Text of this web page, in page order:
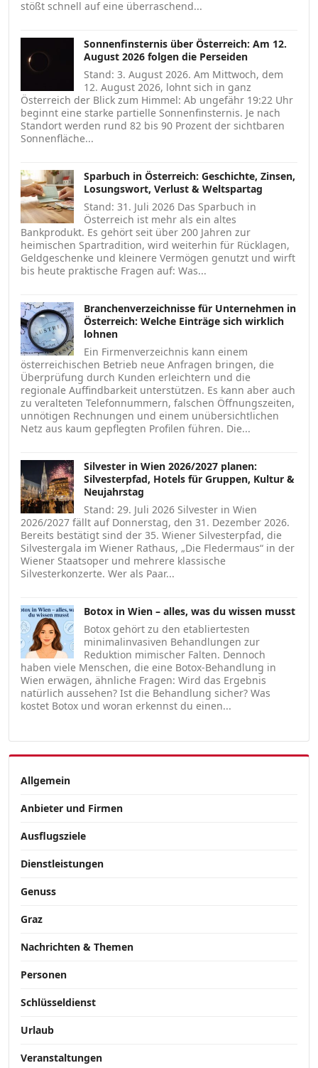
stößt schnell auf eine überraschend...
Sonnenfinsternis über Österreich: Am 12.
August 2026 folgen die Perseiden
Stand: 3. August 2026. Am Mittwoch, dem
12. August 2026, lohnt sich in ganz
Österreich der Blick zum Himmel: Ab ungefähr 19:22 Uhr
beginnt eine starke partielle Sonnenfinsternis. Je nach
Standort werden rund 82 bis 90 Prozent der sichtbaren
Sonnenfläche...
Sparbuch in Österreich: Geschichte, Zinsen,
Losungswort, Verlust & Weltspartag
Stand: 31. Juli 2026 Das Sparbuch in
Österreich ist mehr als ein altes
Bankprodukt. Es gehört seit über 200 Jahren zur
heimischen Spartradition, wird weiterhin für Rücklagen,
Geldgeschenke und kleinere Vermögen genutzt und wirft
bis heute praktische Fragen auf: Was...
Branchenverzeichnisse für Unternehmen in
Österreich: Welche Einträge sich wirklich
lohnen
Ein Firmenverzeichnis kann einem
österreichischen Betrieb neue Anfragen bringen, die
Überprüfung durch Kunden erleichtern und die
regionale Auffindbarkeit unterstützen. Es kann aber auch
zu veralteten Telefonnummern, falschen Öffnungszeiten,
unnötigen Rechnungen und einem unübersichtlichen
Netz aus kaum gepflegten Profilen führen. Die...
Silvester in Wien 2026/2027 planen:
Silvesterpfad, Hotels für Gruppen, Kultur &
Neujahrstag
Stand: 29. Juli 2026 Silvester in Wien
2026/2027 fällt auf Donnerstag, den 31. Dezember 2026.
Bereits bestätigt sind der 35. Wiener Silvesterpfad, die
Silvestergala im Wiener Rathaus, „Die Fledermaus“ in der
Wiener Staatsoper und mehrere klassische
Silvesterkonzerte. Wer als Paar...
Botox in Wien – alles, was du wissen musst
Botox gehört zu den etabliertesten
minimalinvasiven Behandlungen zur
Reduktion mimischer Falten. Dennoch
haben viele Menschen, die eine Botox-Behandlung in
Wien erwägen, ähnliche Fragen: Wird das Ergebnis
natürlich aussehen? Ist die Behandlung sicher? Was
kostet Botox und woran erkennst du einen...
Allgemein
Anbieter und Firmen
Ausflugsziele
Dienstleistungen
Genuss
Graz
Nachrichten & Themen
Personen
Schlüsseldienst
Urlaub
Veranstaltungen